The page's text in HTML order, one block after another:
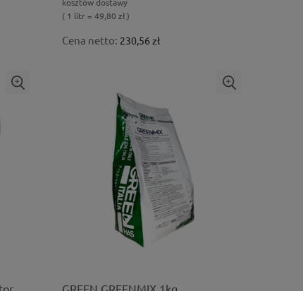
( 1 litr = 49,80 zł )
Cena netto: 230,56 zł
GREEN GREENMIX 1kg